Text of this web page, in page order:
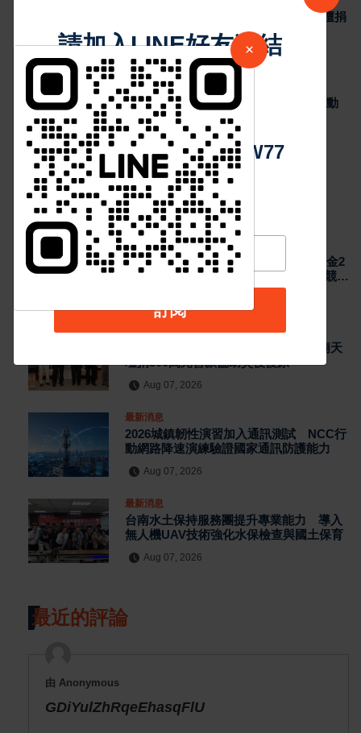
日本熊本強震賑災再獲支持 台灣首廟天壇捐
300萬元善款協助災後復原
最新消息
2026城鎮韌性演習加入通訊測試 NCC行動
網路降速演練驗證國家通訊防護能力
39 Aug 07, 2026
熱門新聞
最新消息
2026國際少年運動會台南代表隊勇奪7金2
銀4銅 游泳射箭籃球跆拳道展現青年競技
最新消息
日本熊本強震賑災再獲支持 台灣首廟天
壇捐300萬元善款協助災後復原
Aug 07, 2026
最新消息
2026城鎮韌性演習加入通訊測試 NCC行
動網路降速演練驗證國家通訊防護能力
Aug 07, 2026
最新消息
台南水土保持服務團提升專業能力 導入
無人機UAV技術強化水保檢查與國土保育
Aug 07, 2026
最近的評論
由 Anonymous
GDiYulZhRqeEhasqFlU
請加入LINE好友連結
中 華 超 傳 媒
Https://reurl.cc/adqW77
訂閱
×